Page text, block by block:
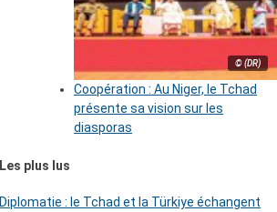
© (DR)
Coopération : Au Niger, le Tchad
présente sa vision sur les
diasporas
Les plus lus
Diplomatie : le Tchad et la Türkiye échangent